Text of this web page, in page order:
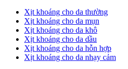
Xịt khoáng cho da thường
Xịt khoáng cho da mụn
Xịt khoáng cho da khô
Xịt khoáng cho da dầu
Xịt khoáng cho da hỗn hợp
Xịt khoáng cho da nhạy cảm